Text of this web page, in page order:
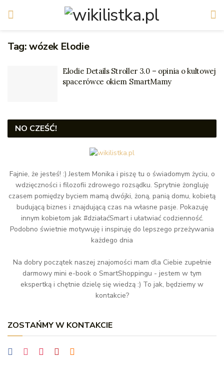
Tag:wózek Elodie
Elodie Details Stroller 3.0 – opinia o kultowej
spacerówce okiem SmartMamy
NO CZEŚĆ!
Fajnie, że jesteś! :) Jestem Monika i piszę tu o świadomym życiu, o
wdzięczności i filozofii zdrowego rozsądku. Sprytnie żongluję
czasem pomiędzy byciem mamą dwójki, żoną, panią domu, kobietą
budującą biznes i znajdującą czas na własne pasje. Pokazuję
innym kobietom jak #działaćSmart i ułatwiać codzienność.
Podobno świetnie motywuję i inspiruję do lepszego przeżywania
każdego dnia
Na dobry początek naszej znajomości mam dla Ciebie zupełnie
darmowy mini e-book o SmartShoppingu - jestem w tym
ekspertką i chętnie dzielę się wiedzą :) To jak, będziemy w
kontakcie?
ZOSTAŃMY W KONTAKCIE